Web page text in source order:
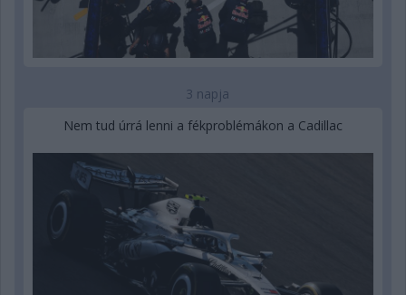
3 napja
Nem tud úrrá lenni a fékproblémákon a Cadillac